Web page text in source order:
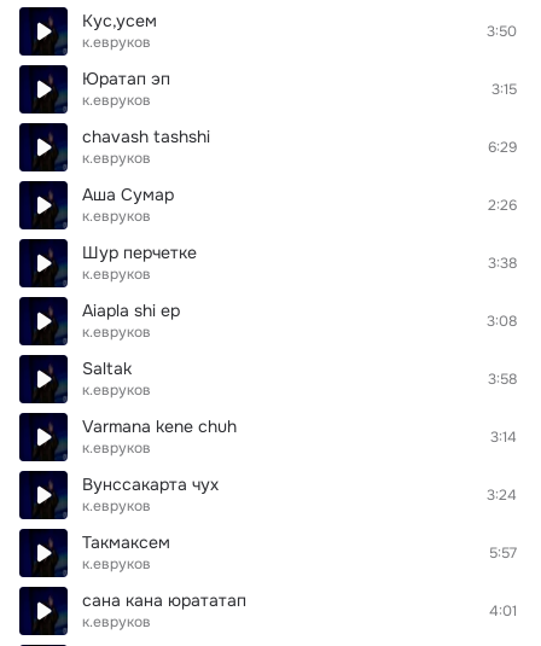
Кус,усем
к.евруков
3:50
Юратап эп
к.евруков
3:15
chavash tashshi
к.евруков
6:29
Аша Сумар
к.евруков
2:26
Шур перчетке
к.евруков
3:38
Aiapla shi ep
к.евруков
3:08
Saltak
к.евруков
3:58
Varmana kene chuh
к.евруков
3:14
Вунссакарта чух
к.евруков
3:24
Такмаксем
к.евруков
5:57
сана кана юрататап
к.евруков
4:01